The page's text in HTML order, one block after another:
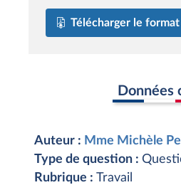
Télécharger le
Données
Auteur : Mme Michèle
Type de question :
Rubrique : Travail